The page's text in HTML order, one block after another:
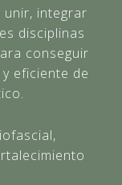
integrar
disciplinas
conseguir
eficiente de